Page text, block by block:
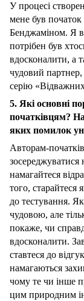
У процесі
мене був
Бенджаміном. Я
потрібен був
вдосконалити, а
чудовий
серію
5. Які основні
початківцям?
яких помилок
Авторам-
намагайтеся
того, старайтеся
до тестування.
чудовою, але
покаже, чи
вдосконалити.
ставтеся до
намагаються
чому те чи інше
цим природним